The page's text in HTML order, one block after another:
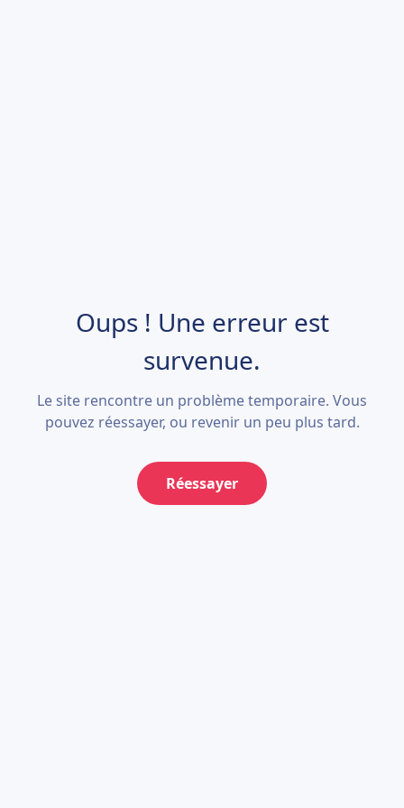
Oups ! Une erreur est
survenue.
Le site rencontre un problème temporaire. Vous
pouvez réessayer, ou revenir un peu plus tard.
Réessayer